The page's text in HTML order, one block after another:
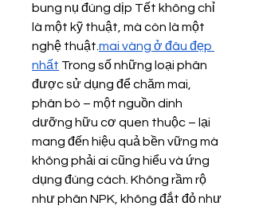
bung nụ đúng dịp Tết không chỉ
là một kỹ thuật, mà còn là một
nghệ thuật. mai vàng ở đâu đẹp
nhất Trong số những loại phân
được sử dụng để chăm mai,
phân bò – một nguồn dinh
dưỡng hữu cơ quen thuộc – lại
mang đến hiệu quả bền vững mà
không phải ai cũng hiểu và ứng
dụng đúng cách. Không rầm rộ
như phân NPK, không đắt đỏ như